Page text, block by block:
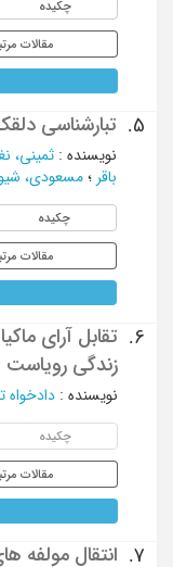
چکیده
مقالات
5. تبارشناسی
نویسنده : ثمینی،
باقر ؛ مسعودی،
چکیده
مقالات
6.
تقابل آرای
زندگی رویاست
نویسنده : دادخواه
چکیده
مقالات
7.
انتقال مولفه